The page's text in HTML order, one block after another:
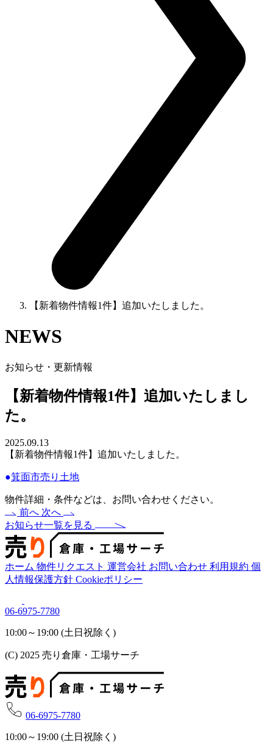
【新着物件情報1件】追加いたしました。
NEWS
お知らせ・更新情報
【新着物件情報1件】追加いたしまし
た。
2025.09.13
【新着物件情報1件】追加いたしました。
●箕面市売り土地
物件詳細・条件などは、お問い合わせください。
前へ 次へ
お知らせ一覧を見る
ホーム 物件リクエスト 運営会社 お問い合わせ 利用規約 個
人情報保護方針 Cookieポリシー
06-6975-7780
10:00～19:00 (土日祝除く)
(C) 2025 売り倉庫・工場サーチ
06-6975-7780
10:00～19:00 (土日祝除く)